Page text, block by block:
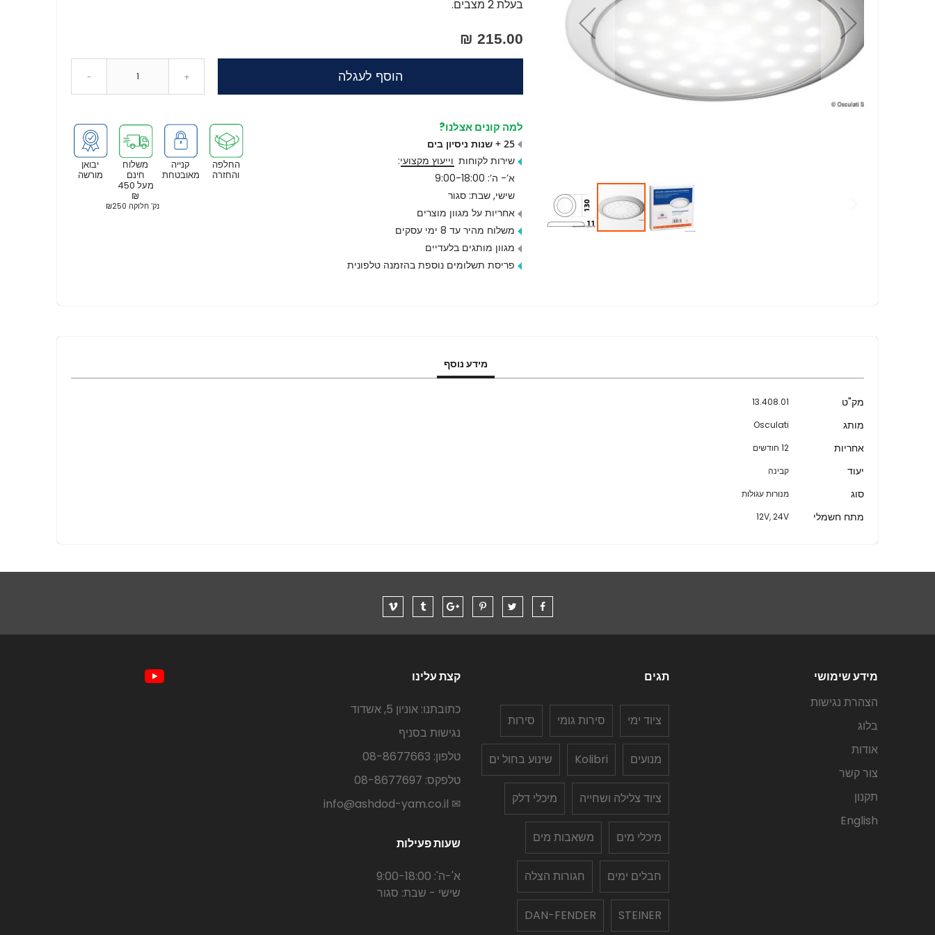
בעלת 2 מצבים.
215.00 ₪
- + הוסף לעגלה
יבואן
מורשה
משלוח
חינם
מעל 450
₪
נק’ חלוקה ₪250
קנייה
מאובטחת
החלפה
והחזרה
למה קונים אצלנו?
25 + שנות ניסיון בים
שירות לקוחות וייעוץ מקצועי:
א’- ה’: 9:00-18:00
שישי, שבת: סגור
אחריות על מגוון מוצרים
משלוח מהיר עד 8 ימי עסקים
מגוון מותגים בלעדיים
פריסת תשלומים נוספת בהזמנה טלפונית
מידע נוסף
מידע
נוסף
מק"ט 13.408.01
מותג Osculati
אחריות 12 חודשים
יעוד קבינה
סוג מנורות עגולות
מתח חשמלי 12V, 24V
מידע שימושי
הצהרת נגישות
בלוג
אודות
צור קשר
תקנון
English
תגים
ציוד ימי סירות גומי סירות
מנועים Kolibri שינוע בחול ים
ציוד צלילה ושחייה מיכלי דלק
מיכלי מים משאבות מים
חבלים ימים חגורות הצלה
STEINER
DAN-FENDER
קצת עלינו
כתובתנו: אוניון 5, אשדוד
נגישות בסניף
טלפון: 08-8677663
טלפקס: 08-8677697
✉ info@ashdod-yam.co.il
שעות פעילות
א'-ה': 9:00-18:00
שישי - שבת: סגור